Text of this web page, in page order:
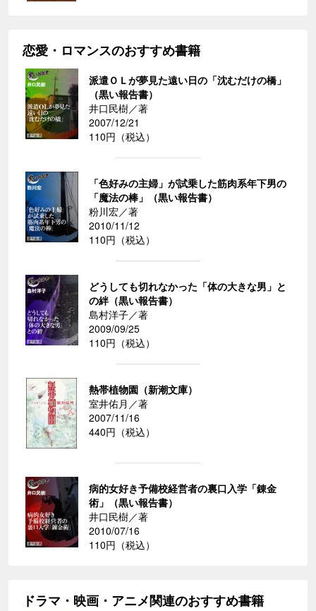
恋愛・ロマンスのおすすめ書籍
派遣ＯＬが夢見た遠い日の「沈むだけの橋」
（黒い報告書）
井口民樹／著
2007/12/21
110円（税込）
「色好みの主婦」が試乗した筋肉系年下男の
「魔法の棒」（黒い報告書）
粉川宏／著
2010/11/12
110円（税込）
どうしても切れなかった「体の大きな男」と
の絆（黒い報告書）
島村洋子／著
2009/09/25
110円（税込）
熱帯植物園（新潮文庫）
室井佑月／著
2007/11/16
440円（税込）
病的女好き予備校経営者の裏口入学「錬金
術」（黒い報告書）
井口民樹／著
2010/07/16
110円（税込）
ドラマ・映画・アニメ関連のおすすめ書籍